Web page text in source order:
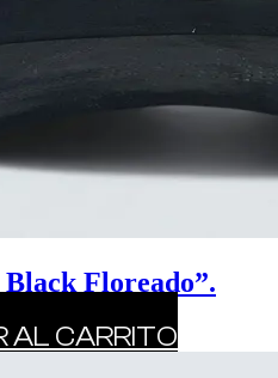
Floreado”.
AL CARRITO